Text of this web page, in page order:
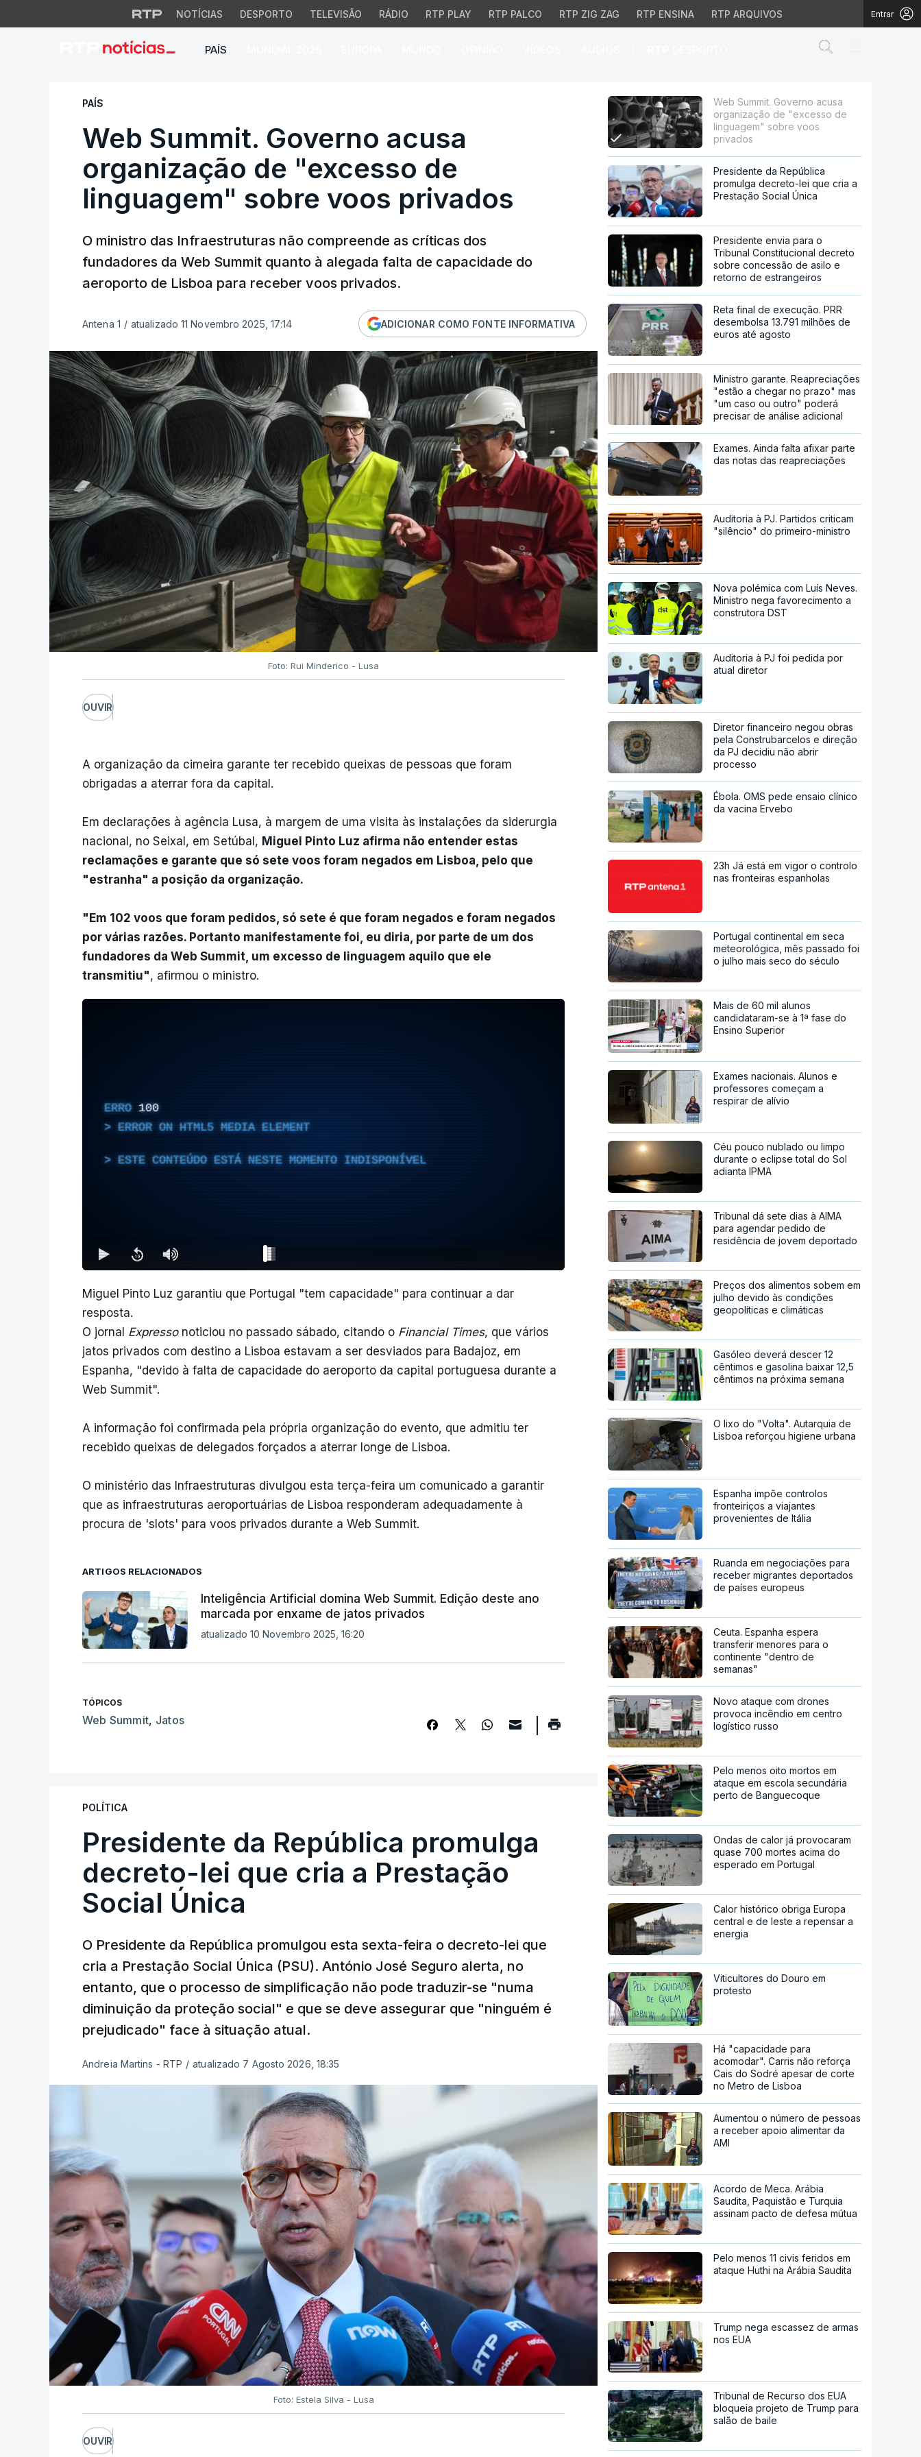
NOTÍCIAS DESPORTO TELEVISÃO RÁDIO RTP PLAY RTP PALCO RTP ZIG ZAG RTP ENSINA RTP ARQUIVOS Entrar
PAÍS
Web Summit. Governo acusa organização de "excesso de
PAÍS
Web Summit. Governo acusa
organização de "excesso de
linguagem" sobre voos privados
O ministro das Infraestruturas não compreende as críticas dos
fundadores da Web Summit quanto à alegada falta de capacidade do
aeroporto de Lisboa para receber voos privados.
Antena 1 / atualizado 11 Novembro 2025, 17:14 ADICIONAR COMO FONTE INFORMATIVA
Foto: Rui Minderico - Lusa
OUVIR
A organização da cimeira garante ter recebido queixas de pessoas que foram
obrigadas a aterrar fora da capital.
Em declarações à agência Lusa, à margem de uma visita às instalações da siderurgia
nacional, no Seixal, em Setúbal, Miguel Pinto Luz afirma não entender estas
reclamações e garante que só sete voos foram negados em Lisboa, pelo que
"estranha" a posição da organização.
"Em 102 voos que foram pedidos, só sete é que foram negados e foram negados
por várias razões. Portanto manifestamente foi, eu diria, por parte de um dos
fundadores da Web Summit, um excesso de linguagem aquilo que ele
transmitiu", afirmou o ministro.
ERRO 100
ERROR ON HTML5 MEDIA ELEMENT
ESTE CONTEÚDO ESTÁ NESTE MOMENTO INDISPONÍVEL
Miguel Pinto Luz garantiu que Portugal "tem capacidade" para continuar a dar
resposta.
O jornal Expresso noticiou no passado sábado, citando o Financial Times, que vários
jatos privados com destino a Lisboa estavam a ser desviados para Badajoz, em
Espanha, "devido à falta de capacidade do aeroporto da capital portuguesa durante a
Web Summit".
A informação foi confirmada pela própria organização do evento, que admitiu ter
recebido queixas de delegados forçados a aterrar longe de Lisboa.
O ministério das Infraestruturas divulgou esta terça-feira um comunicado a garantir
que as infraestruturas aeroportuárias de Lisboa responderam adequadamente à
procura de 'slots' para voos privados durante a Web Summit.
ARTIGOS RELACIONADOS
Inteligência Artificial domina Web Summit. Edição deste ano
marcada por enxame de jatos privados
atualizado 10 Novembro 2025, 16:20
TÓPICOS
Web Summit, Jatos
POLÍTICA
Presidente da República promulga
decreto-lei que cria a Prestação
Social Única
O Presidente da República promulgou esta sexta-feira o decreto-lei que
cria a Prestação Social Única (PSU). António José Seguro alerta, no
entanto, que o processo de simplificação não pode traduzir-se "numa
diminuição da proteção social" e que se deve assegurar que "ninguém é
prejudicado" face à situação atual.
Andreia Martins - RTP / atualizado 7 Agosto 2026, 18:35
Foto: Estela Silva - Lusa
OUVIR
Web Summit. Governo acusa
organização de "excesso de
linguagem" sobre voos
privados
Presidente da República
promulga decreto-lei que cria a
Prestação Social Única
Presidente envia para o
Tribunal Constitucional decreto
sobre concessão de asilo e
retorno de estrangeiros
Reta final de execução. PRR
desembolsa 13.791 milhões de
euros até agosto
Ministro garante. Reapreciações
"estão a chegar no prazo" mas
"um caso ou outro" poderá
precisar de análise adicional
Exames. Ainda falta afixar parte
das notas das reapreciações
Auditoria à PJ. Partidos criticam
"silêncio" do primeiro-ministro
Nova polémica com Luís Neves.
Ministro nega favorecimento a
construtora DST
Auditoria à PJ foi pedida por
atual diretor
Diretor financeiro negou obras
pela Construbarcelos e direção
da PJ decidiu não abrir
processo
Ébola. OMS pede ensaio clínico
da vacina Ervebo
23h Já está em vigor o controlo
nas fronteiras espanholas
Portugal continental em seca
meteorológica, mês passado foi
o julho mais seco do século
Mais de 60 mil alunos
candidataram-se à 1ª fase do
Ensino Superior
Exames nacionais. Alunos e
professores começam a
respirar de alívio
Céu pouco nublado ou limpo
durante o eclipse total do Sol
adianta IPMA
Tribunal dá sete dias à AIMA
para agendar pedido de
residência de jovem deportado
Preços dos alimentos sobem em
julho devido às condições
geopolíticas e climáticas
Gasóleo deverá descer 12
cêntimos e gasolina baixar 12,5
cêntimos na próxima semana
O lixo do "Volta". Autarquia de
Lisboa reforçou higiene urbana
Espanha impõe controlos
fronteiriços a viajantes
provenientes de Itália
Ruanda em negociações para
receber migrantes deportados
de países europeus
Ceuta. Espanha espera
transferir menores para o
continente "dentro de
semanas"
Novo ataque com drones
provoca incêndio em centro
logístico russo
Pelo menos oito mortos em
ataque em escola secundária
perto de Banguecoque
Ondas de calor já provocaram
quase 700 mortes acima do
esperado em Portugal
Calor histórico obriga Europa
central e de leste a repensar a
energia
Viticultores do Douro em
protesto
Há "capacidade para
acomodar". Carris não reforça
Cais do Sodré apesar de corte
no Metro de Lisboa
Aumentou o número de pessoas
a receber apoio alimentar da
AMI
Acordo de Meca. Arábia
Saudita, Paquistão e Turquia
assinam pacto de defesa mútua
Pelo menos 11 civis feridos em
ataque Huthi na Arábia Saudita
Trump nega escassez de armas
nos EUA
Tribunal de Recurso dos EUA
bloqueia projeto de Trump para
salão de baile